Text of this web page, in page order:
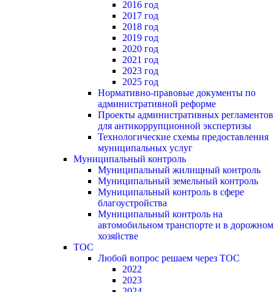
2016 год
2017 год
2018 год
2019 год
2020 год
2021 год
2023 год
2025 год
Нормативно-правовые документы по
административной реформе
Проекты административных регламентов
для антикоррупционной экспертизы
Технологические схемы предоставления
муниципальных услуг
Муниципальный контроль
Муниципальный жилищный контроль
Муниципальный земельный контроль
Муниципальный контроль в сфере
благоустройства
Муниципальный контроль на
автомобильном транспорте и в дорожном
хозяйстве
ТОС
Любой вопрос решаем через ТОС
2022
2023